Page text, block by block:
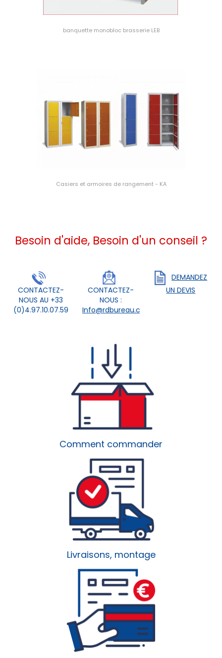
banquette monobloc brasserie LEB
Casiers et armoires de rangement - KA
Besoin d'aide, Besoin d'un conseil ?
CONTACTEZ-
NOUS AU +33
(0)4.97.10.07.59
CONTACTEZ-
NOUS :
Info@rdbureau.com
DEMANDEZ
UN DEVIS
Comment commander
Livraisons, montage